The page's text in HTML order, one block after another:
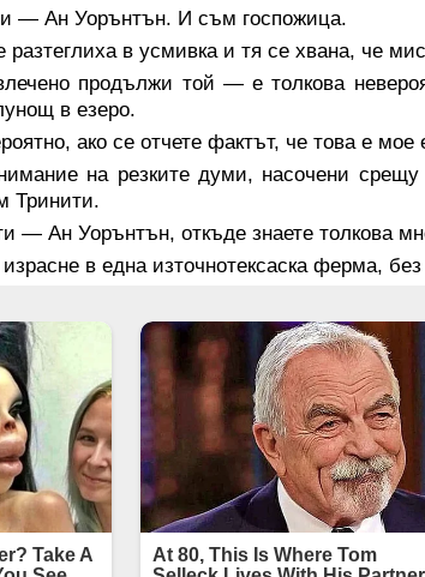
— Ан Уорънтън. И съм госпожица.
в усмивка и тя се хвана, че
продължи той — е толкова
в езеро.
ако се отчете фактът, че това е
на резките думи, насочени
Тринити.
— Ан Уорънтън, откъде знаете толкова
в една източнотексаска ферма,